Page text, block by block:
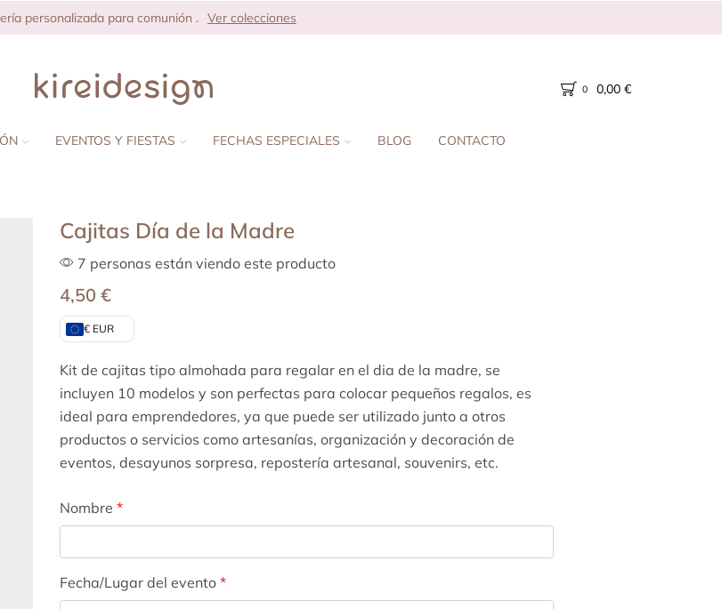
personalizada para comunión . Ver colecciones
0 0,00 €
EVENTOS Y FIESTAS FECHAS ESPECIALES BLOG CONTACTO
Cajitas Día de la Madre
7 personas están viendo este producto
4,50 €
€ EUR
Kit de cajitas tipo almohada para regalar en el dia de la madre, se
incluyen 10 modelos y son perfectas para colocar pequeños regalos, es
ideal para emprendedores, ya que puede ser utilizado junto a otros
productos o servicios como artesanías, organización y decoración de
eventos, desayunos sorpresa, repostería artesanal, souvenirs, etc.
Nombre *
Fecha/Lugar del evento *